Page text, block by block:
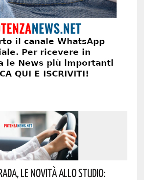
Le Novità Allo Studio: